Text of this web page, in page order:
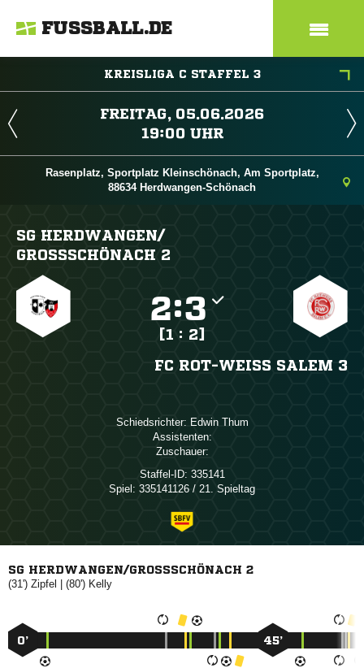
FUSSBALL.DE
KREISLIGA C STAFFEL 3
 
 
Rasenplatz, Sportplatz Kleinschönach, Am Sportplatz,
88634 Herdwangen-Schönach
SG HERDWANGEN/​
GROSSSCHÖNACH 2
:
[1 : 2]
FC ROT-WEISS SALEM 3
Schiedsrichter:  
Assistenten:
Zuschauer:
Staffel-ID: 335141
Spiel: 335141126 / 21. Spieltag
SG HERDWANGEN/GROSSSCHÖNACH 2
(31')  | (80') 
0’ 45’